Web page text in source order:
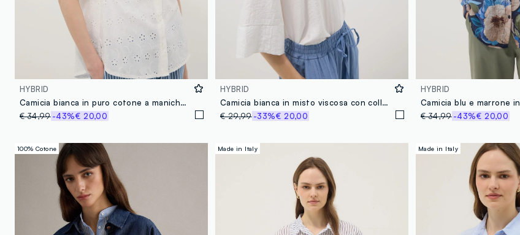
HYBRID
Camicia bianca in puro cotone a maniche corte traforata regular fit
€ 34,99-43%€ 20,00
HYBRID
Camicia bianca in misto viscosa con collo alla coreana
€ 29,99-33%€ 20,00
HYBRID
€ 34,99-43%€ 20,00
100% Cotone Made in Italy Made in Italy